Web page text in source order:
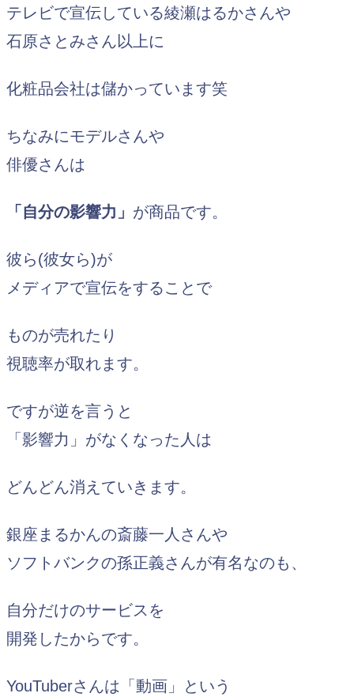
テレビで宣伝している綾瀬はるかさんや
石原さとみさん以上に
化粧品会社は儲かっています笑
ちなみにモデルさんや
俳優さんは
「自分の影響力」 が商品です。
彼ら(彼女ら)が
メディアで宣伝をすることで
ものが売れたり
視聴率が取れます。
ですが逆を言うと
「影響力」がなくなった人は
どんどん消えていきます。
銀座まるかんの斎藤一人さんや
ソフトバンクの孫正義さんが有名なのも、
自分だけのサービスを
開発したからです。
YouTuberさんは「動画」という